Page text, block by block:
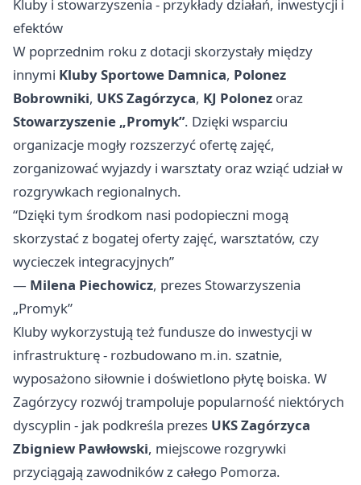
Kluby i stowarzyszenia - przykłady działań, inwestycji i
efektów
W poprzednim roku z dotacji skorzystały między
innymi Kluby Sportowe Damnica, Polonez
Bobrowniki, UKS Zagórzyca, KJ Polonez oraz
Stowarzyszenie „Promyk”. Dzięki wsparciu
organizacje mogły rozszerzyć ofertę zajęć,
zorganizować wyjazdy i warsztaty oraz wziąć udział w
rozgrywkach regionalnych.
“Dzięki tym środkom nasi podopieczni mogą
skorzystać z bogatej oferty zajęć, warsztatów, czy
wycieczek integracyjnych”
— Milena Piechowicz, prezes Stowarzyszenia
„Promyk”
Kluby wykorzystują też fundusze do inwestycji w
infrastrukturę - rozbudowano m.in. szatnie,
wyposażono siłownie i doświetlono płytę boiska. W
Zagórzycy rozwój trampoluje popularność niektórych
dyscyplin - jak podkreśla prezes UKS Zagórzyca
Zbigniew Pawłowski, miejscowe rozgrywki
przyciągają zawodników z całego Pomorza.